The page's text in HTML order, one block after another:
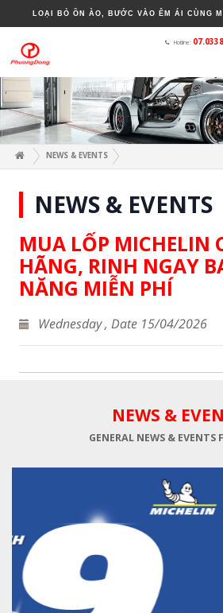
LOẠI BỎ ỒN ÀO, BƯỚC VÀO ÊM ÁI CÙNG
NEWS & EVENTS
MUA LỐP MICHELIN
HÃNG, RINH NGAY
NĂNG MIỄN PHÍ
Wednesday , Date 15/04/2026